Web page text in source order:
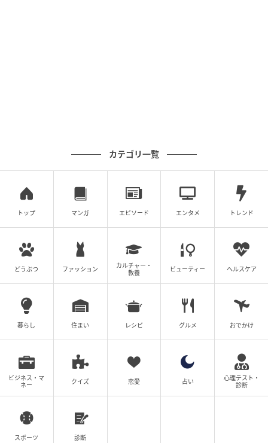
カテゴリ一覧
トップ マンガ エピソード エンタメ トレンド
どうぶつ ファッション
カルチャー・
教養
ビューティー ヘルスケア
暮らし 住まい レシピ グルメ おでかけ
ビジネス・マ
ネー
クイズ 恋愛 占い
心理テスト・
診断
スポーツ 診断